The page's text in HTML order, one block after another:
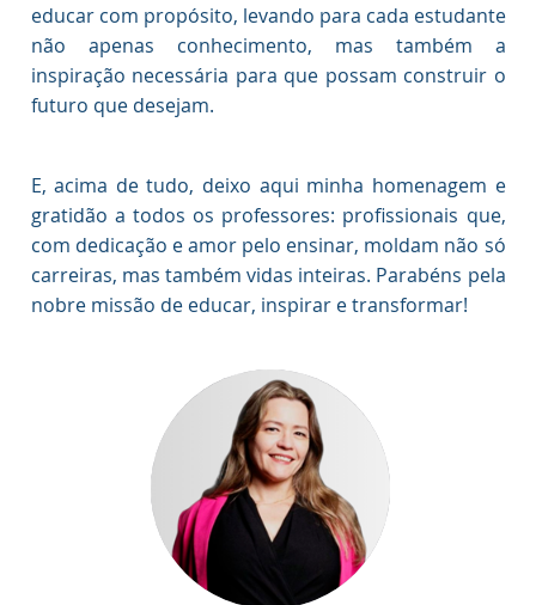
educar com propósito, levando para cada estudante
não apenas conhecimento, mas também a
inspiração necessária para que possam construir o
futuro que desejam.
E, acima de tudo, deixo aqui minha homenagem e
gratidão a todos os professores: profissionais que,
com dedicação e amor pelo ensinar, moldam não só
carreiras, mas também vidas inteiras. Parabéns pela
nobre missão de educar, inspirar e transformar!